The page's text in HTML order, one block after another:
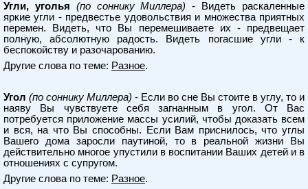
Угли, уголья (по соннику Миллера) - Видеть раскаленные
яркие угли - предвестье удовольствия и множества приятных
перемен. Видеть, что Вы перемешиваете их - предвещает
полную, абсолютную радость. Видеть погасшие угли - к
беспокойству и разочарованию.
Другие слова по теме: Разное.
Угол (по соннику Миллера) - Если во сне Вы стоите в углу, то и
наяву Вы чувствуете себя загнанным в угол. От Вас
потребуется приложение массы усилий, чтобы доказать всем
и вся, на что Вы способны. Если Вам приснилось, что углы
Вашего дома заросли паутиной, то в реальной жизни Вы
действительно многое упустили в воспитании Ваших детей и в
отношениях с супругом.
Другие слова по теме: Разное.